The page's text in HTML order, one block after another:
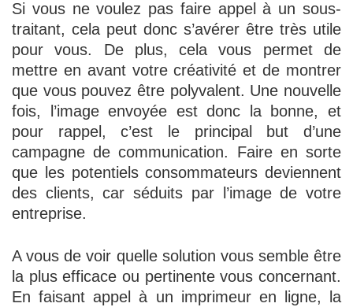
Si vous ne voulez pas faire appel à un sous-
traitant, cela peut donc s’avérer être très utile
pour vous. De plus, cela vous permet de
mettre en avant votre créativité et de montrer
que vous pouvez être polyvalent. Une nouvelle
fois, l’image envoyée est donc la bonne, et
pour rappel, c’est le principal but d’une
campagne de communication. Faire en sorte
que les potentiels consommateurs deviennent
des clients, car séduits par l’image de votre
entreprise.
A vous de voir quelle solution vous semble être
la plus efficace ou pertinente vous concernant.
En faisant appel à un imprimeur en ligne, la